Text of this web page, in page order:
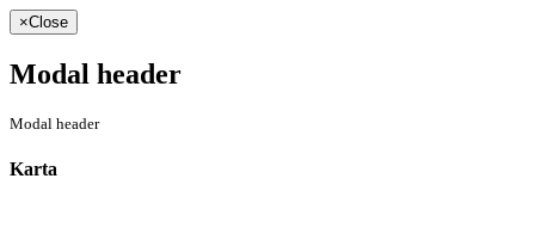
×Close
Modal header
Modal header
Karta